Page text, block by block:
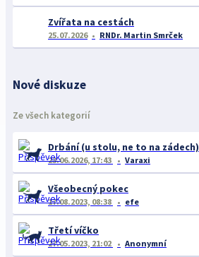
Zvířata na cestách
25.07.2026 RNDr. Martin Smrček
Nové diskuze
Ze všech kategorií
Drbání (u stolu, ne to na zádech)
23.06.2026, 17:43 Varaxi
Všeobecný pokec
17.08.2023, 08:38 efe
Třetí víčko
27.05.2023, 21:02 Anonymní